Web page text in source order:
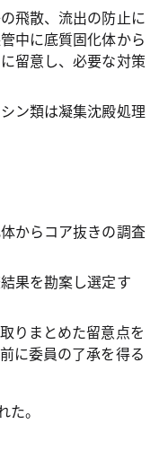
飛散、流出の防止に
中に底質固化体から
留意し、必要な対策
ン類は凝集沈殿処理
からコア抜きの調査
果を勘案し選定す
りまとめた留意点を
に委員の了承を得る
。